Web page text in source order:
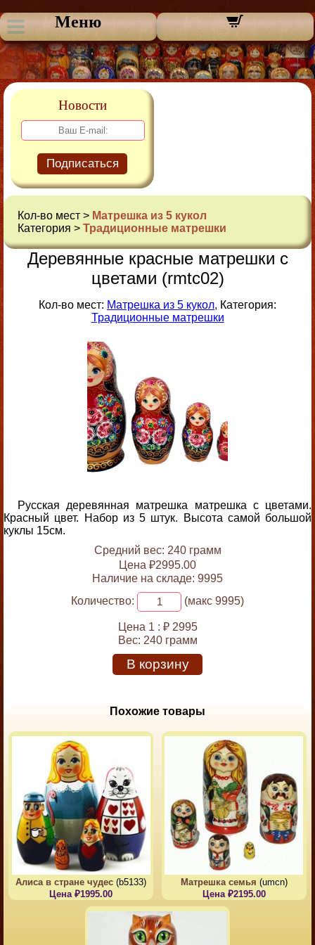
Меню
Новости
Подписаться
Кол-во мест > Матрешка из 5 кукол
Категория > Традиционные матрешки
Деревянные красные матрешки с
цветами (rmtc02)
Кол-во мест: Матрешка из 5 кукол, Категория:
Традиционные матрешки
Русская деревянная матрешка матрешка с цветами.
Красный цвет. Набор из 5 штук. Высота самой большой
куклы 15см.
Средний вес: 240 грамм
Цена ₽2995.00
Наличие на складе: 9995
Количество:
(макс 9995)
Цена 1 : ₽ 2995
Вес: 240 грамм
В корзину
Похожие товары
Алиса в стране чудес (b5133)
Цена ₽1995.00
Матрешка семья (umcn)
Цена ₽2195.00